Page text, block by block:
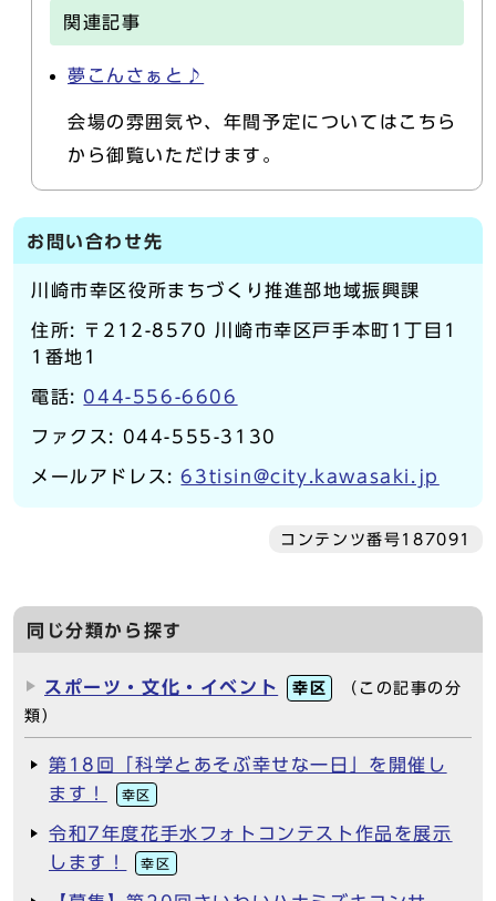
関連記事
夢こんさぁと♪
会場の雰囲気や、年間予定についてはこちら
から御覧いただけます。
お問い合わせ先
川崎市幸区役所まちづくり推進部地域振興課
住所: 〒212-8570 川崎市幸区戸手本町1丁目1
1番地1
電話: 044-556-6606
ファクス: 044-555-3130
メールアドレス:63tisin@city.kawasaki.jp
コンテンツ番号187091
同じ分類から探す
スポーツ・文化・イベント 幸区
（この記事の分
類）
第18回「科学とあそぶ幸せな一日」を開催し
ます！
幸区
令和7年度花手水フォトコンテスト作品を展示
します！
幸区